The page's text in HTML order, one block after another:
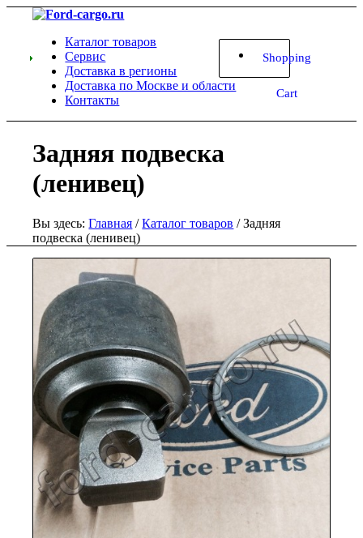
Shopping
Cart
Каталог товаров
Сервис
Доставка в регионы
Доставка по Москве и области
Контакты
Задняя подвеска
(ленивец)
Вы здесь: Главная / Каталог товаров / Задняя
подвеска (ленивец)